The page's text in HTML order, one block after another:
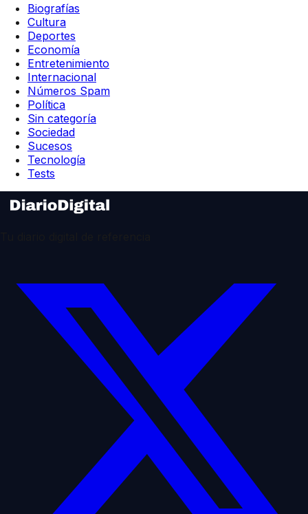
Biografías
Cultura
Deportes
Economía
Entretenimiento
Internacional
Números Spam
Política
Sin categoría
Sociedad
Sucesos
Tecnología
Tests